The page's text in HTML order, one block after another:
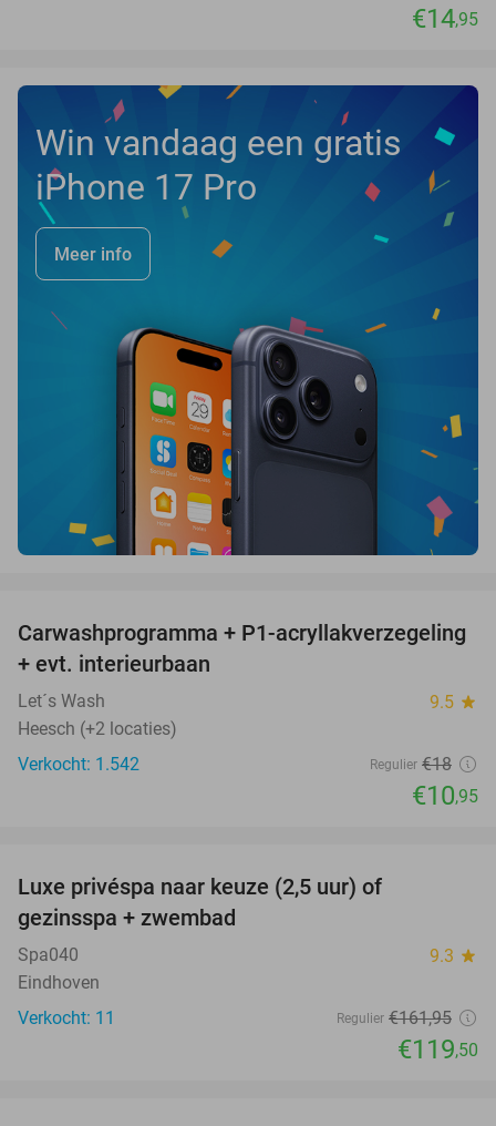
€14,95
Win vandaag een gratis
iPhone 17 Pro
Meer info
39%
Carwashprogramma + P1-acryllakverzegeling
+ evt. interieurbaan
Let´s Wash 9.5 star
Heesch (+2 locaties)
Verkocht: 1.542
Regulier €18
€10,95
Luxe privéspa naar keuze (2,5 uur) of
gezinsspa + zwembad
Spa040 9.3 star
Eindhoven
Verkocht: 11
Regulier €161,95
€119,50